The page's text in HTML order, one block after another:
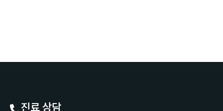
진료 상담